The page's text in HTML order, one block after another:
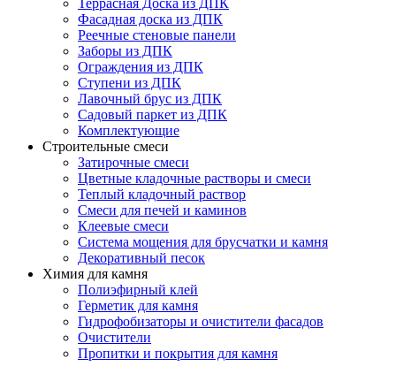
Террасная Доска из ДПК
Фасадная доска из ДПК
Реечные стеновые панели
Заборы из ДПК
Ограждения из ДПК
Ступени из ДПК
Лавочный брус из ДПК
Садовый паркет из ДПК
Комплектующие
Строительные смеси
Затирочные смеси
Цветные кладочные растворы и смеси
Теплый кладочный раствор
Смеси для печей и каминов
Клеевые смеси
Система мощения для брусчатки и камня
Декоративный песок
Химия для камня
Полиэфирный клей
Герметик для камня
Гидрофобизаторы и очистители фасадов
Очистители
Пропитки и покрытия для камня